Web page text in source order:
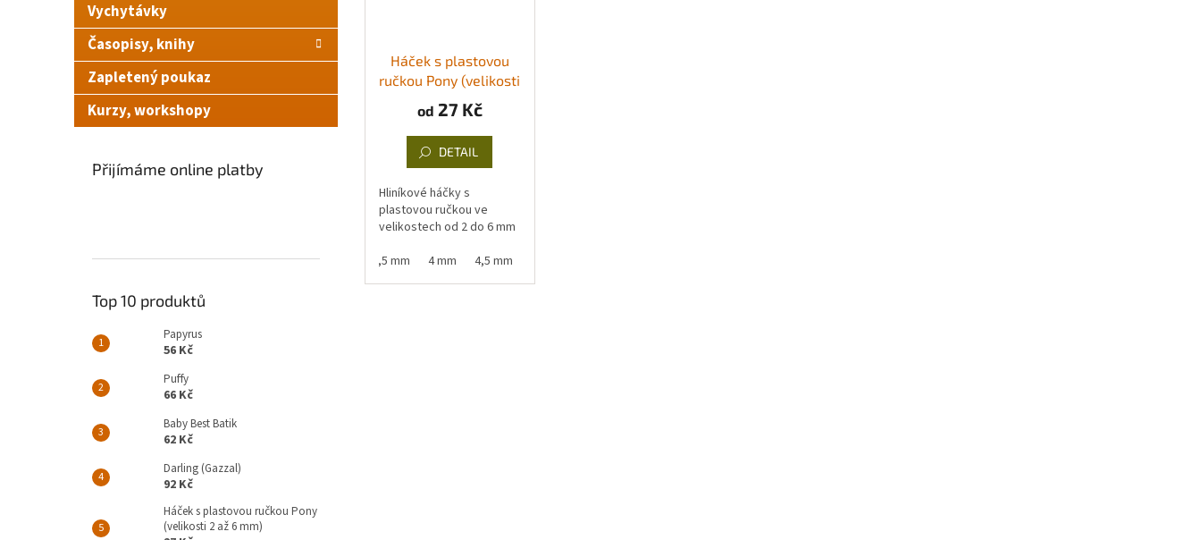
Vychytávky
Časopisy, knihy
Zapletený poukaz
Kurzy, workshopy
Přijímáme online platby
Top 10 produktů
Papyrus
56 Kč
Puffy
66 Kč
Baby Best Batik
62 Kč
Darling (Gazzal)
92 Kč
Háček s plastovou ručkou Pony
(velikosti 2 až 6 mm)
Háček s plastovou
ručkou Pony (velikosti
2 až 6 mm)
od 27 Kč
DETAIL
Hliníkové háčky s
plastovou ručkou ve
velikostech od 2 do 6 mm
2 mm
2,5 mm 3,5 mm 4 mm 4,5 mm